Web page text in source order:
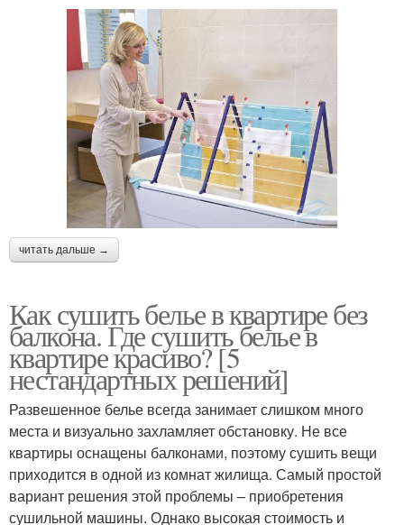
читать дальше →
Как сушить белье в квартире без
балкона. Где сушить белье в
квартире красиво? [5
нестандартных решений]
Развешенное белье всегда занимает слишком много
места и визуально захламляет обстановку. Не все
квартиры оснащены балконами, поэтому сушить вещи
приходится в одной из комнат жилища. Самый простой
вариант решения этой проблемы – приобретения
сушильной машины. Однако высокая стоимость и